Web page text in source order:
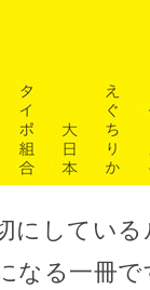
にしてい
なる一冊で